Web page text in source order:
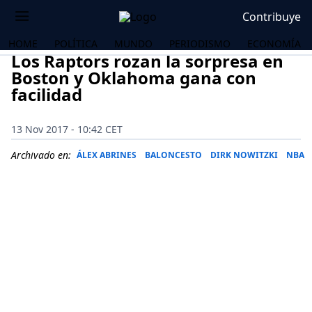
Contribuye
HOME POLÍTICA MUNDO PERIODISMO ECONOMÍA
Los Raptors rozan la sorpresa en
Boston y Oklahoma gana con
facilidad
13 Nov 2017 - 10:42 CET
Archivado en: ÁLEX ABRINES BALONCESTO DIRK NOWITZKI NBA